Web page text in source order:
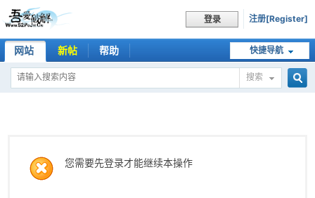
登录 注册[Register]
快捷导航
网站 新帖 帮助
搜索
您需要先登录才能继续本操作